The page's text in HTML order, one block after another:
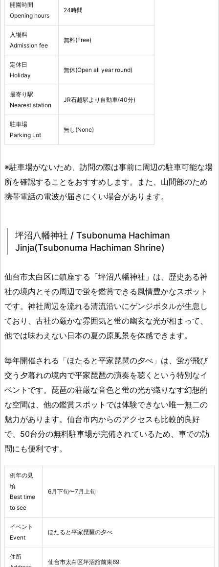
開園時間
Opening hours
24時間
入場料
Admission fee
無料(Free)
定休日
Holiday
無休(Open all year round)
最寄り駅
Nearest station
JR石越駅より自動車(40分)
駐車場
Parking Lot
無し(None)
※駐車場がないため、訪問の際は事前に周辺の駐車可能な場
所を確認することをおすすめします。また、山間部のため
携帯電話の電波が届きにくい場合があります。
坪沼八幡神社 / Tsubonuma Hachiman
Jinja(Tsubonuma Hachiman Shrine)
仙台市太白区に鎮座する「坪沼八幡神社」は、歴史ある神
社の境内とその周辺で蛍を鑑賞できる風情豊かなスポット
です。神社周辺を流れる清流沿いにゲンジボタルが生息し
ており、古社の厳かな雰囲気と蛍の幽玄な光が相まって、
他では味わえない日本の夏の原風景を体感できます。
毎年開催される「ほたると平家琵琶の夕べ」は、蛍が飛び
交う夕暮れの境内で平家琵琶の演奏を聴くという特別なイ
ベントです。琵琶の荘厳な音色と蛍の光が織りなす幻想的
な空間は、他の鑑賞スポットでは体験できない唯一無二の
魅力があります。仙台市内からのアクセスも比較的良好
で、50台分の無料駐車場が完備されているため、車での訪
問にも便利です。
例年の見
頃
Best time
to see
6月下旬〜7月上旬
イベント
Event
ほたると平家琵琶の夕べ
住所
仙台市太白区坪沼舘前東69